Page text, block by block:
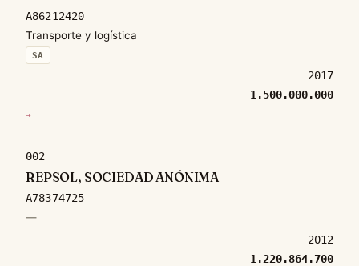
A86212420
Transporte y logística
SA
2017
1.500.000.000
→
002
REPSOL, SOCIEDAD ANÓNIMA
A78374725
—
2012
1.220.864.700